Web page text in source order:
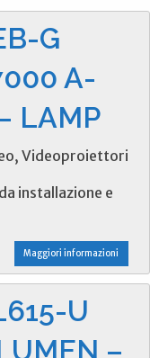
G
A-
LAMP
Videoproiettori
installazione e
Maggiori informazioni
U
–